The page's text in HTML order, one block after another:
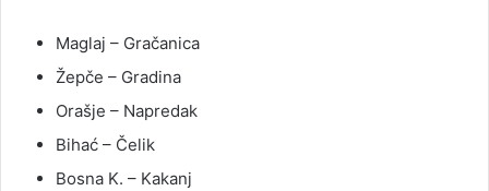
Maglaj – Gračanica
Žepče – Gradina
Orašje – Napredak
Bihać – Čelik
Bosna K. – Kakanj